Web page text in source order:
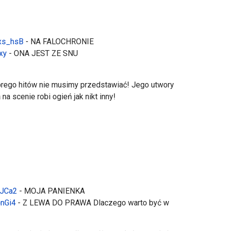
- NA FALOCHRONIE
- ONA JEST ZE SNU
hitów nie musimy przedstawiać! Jego utwory
scenie robi ogień jak nikt inny!
- MOJA PANIENKA
- Z LEWA DO PRAWA Dlaczego warto być w